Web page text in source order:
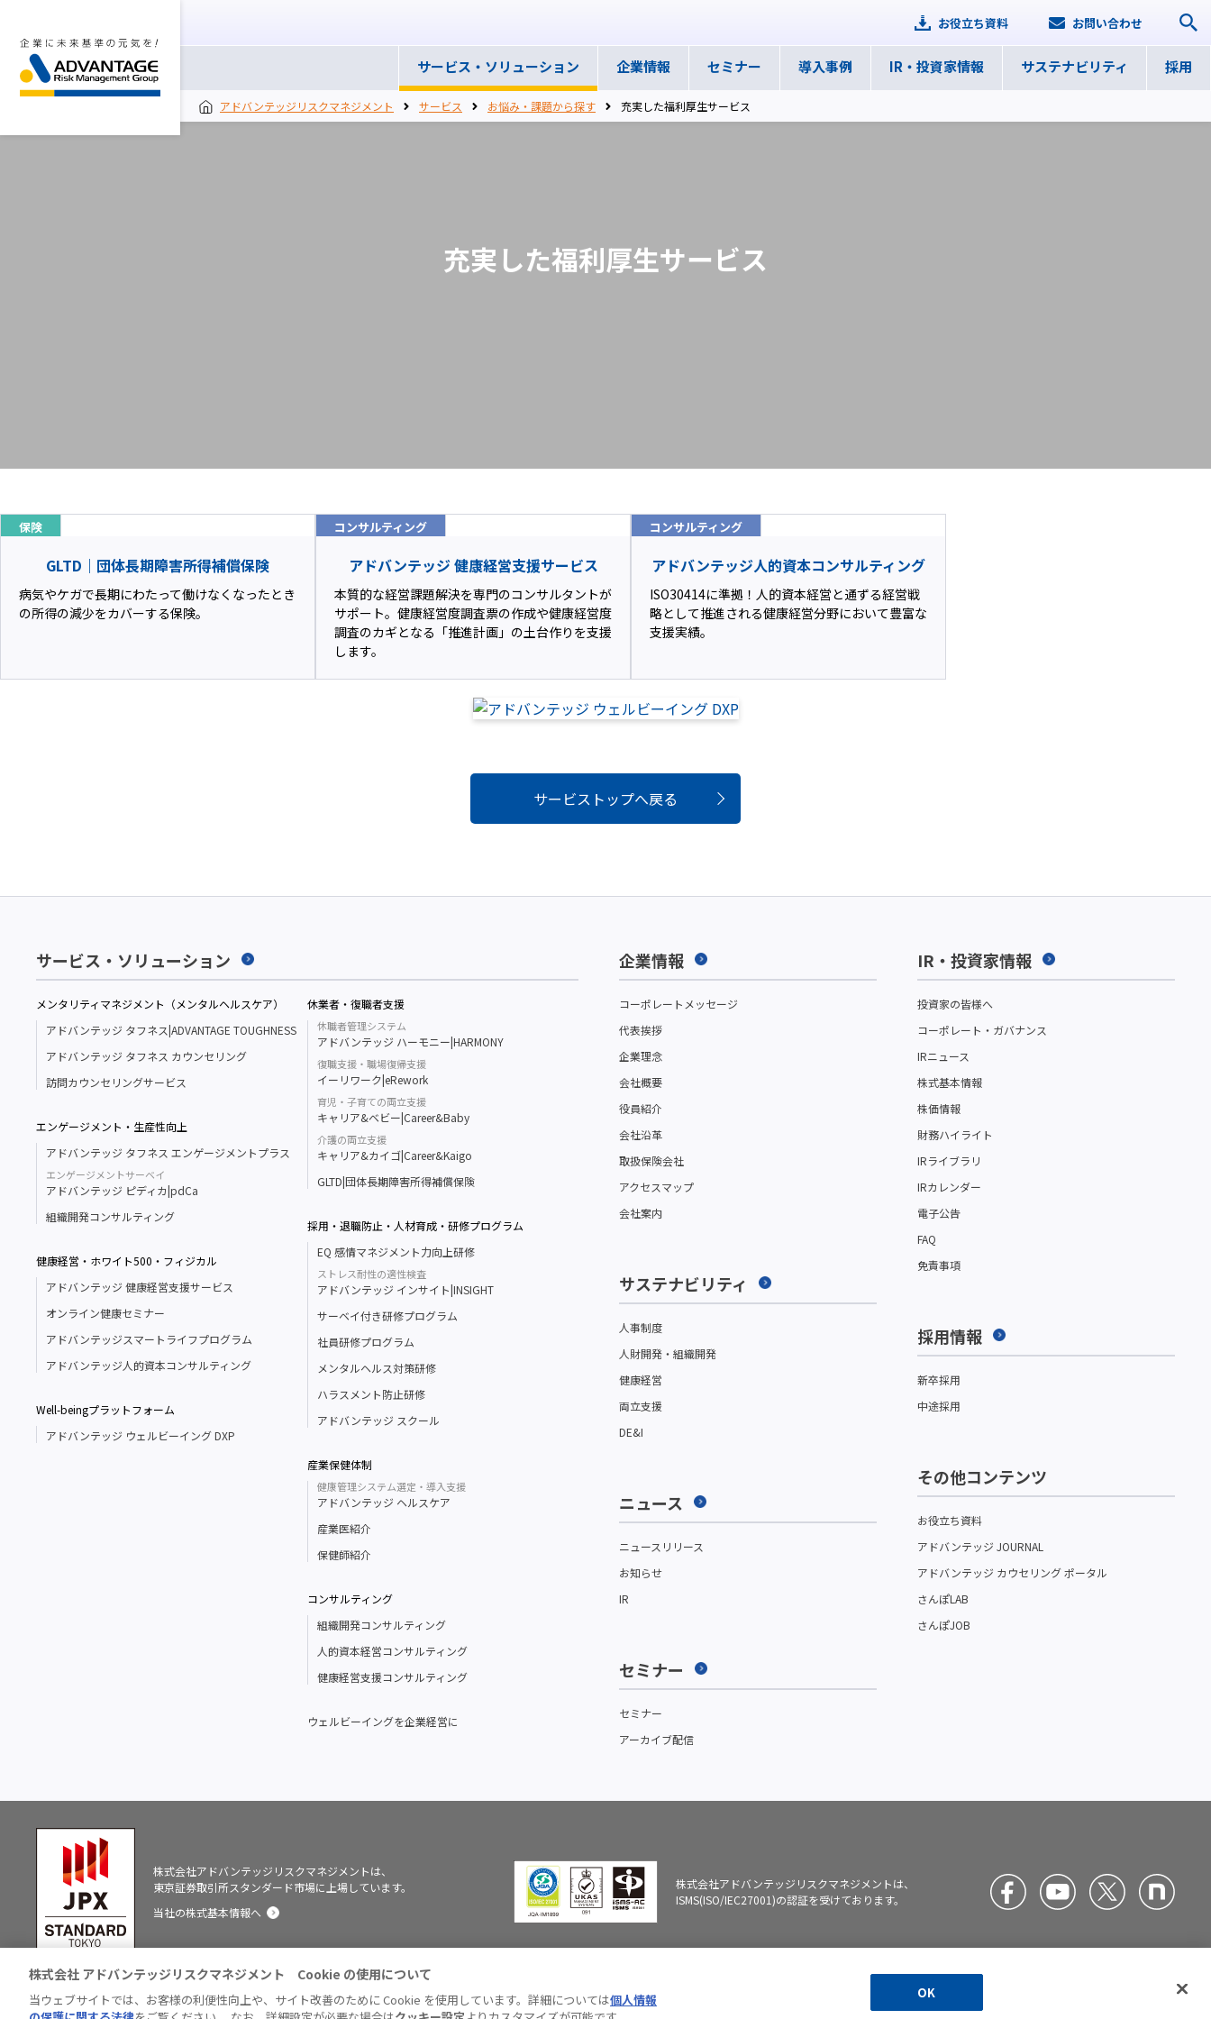
サービス・ ソリューション 企業情報 セミナー 導入事例 IR・ 投資家情報 サステナビリティ 採用
お役立ち資料 お問い合わせ
アドバンテッジリスクマネジメント サービス お悩み・課題から探す 充実した福利厚生サービス
充実した福利厚生サービス
保険
GLTD｜団体長期障害所得補償保険
病気やケガで長期にわたって働けなくなったとき
の所得の減少をカバーする保険。
コンサルティング
アドバンテッジ 健康経営支援サービス
本質的な経営課題解決を専門のコンサルタントが
サポート。健康経営度調査票の作成や健康経営度
調査のカギとなる「推進計画」の土台作りを支援
します。
コンサルティング
アドバンテッジ人的資本コンサルティング
ISO30414に準拠！人的資本経営と通ずる経営戦
略として推進される健康経営分野において豊富な
支援実績。
サービストップへ戻る
サービス・ソリューション
メンタリティマネジメント（メンタルヘルスケア）
アドバンテッジ タフネス|ADVANTAGE TOUGHNESS
アドバンテッジ タフネス カウンセリング
訪問カウンセリングサービス
エンゲージメント・生産性向上
アドバンテッジ タフネス エンゲージメントプラス
エンゲージメントサーベイ
アドバンテッジ ピディカ|pdCa
組織開発コンサルティング
健康経営・ホワイト500・フィジカル
アドバンテッジ 健康経営支援サービス
オンライン健康セミナー
アドバンテッジスマートライフプログラム
アドバンテッジ人的資本コンサルティング
Well-beingプラットフォーム
アドバンテッジ ウェルビーイング DXP
休業者・復職者支援
休職者管理システム
アドバンテッジ ハーモニー|HARMONY
復職支援・職場復帰支援
イーリワーク|eRework
育児・子育ての両立支援
キャリア&ベビー|Career&Baby
介護の両立支援
キャリア&カイゴ|Career&Kaigo
GLTD|団体長期障害所得補償保険
採用・退職防止・人材育成・研修プログラム
EQ 感情マネジメント力向上研修
ストレス耐性の適性検査
アドバンテッジ インサイト|INSIGHT
サーベイ付き研修プログラム
社員研修プログラム
メンタルヘルス対策研修
ハラスメント防止研修
アドバンテッジ スクール
産業保健体制
健康管理システム選定・導入支援
アドバンテッジ ヘルスケア
産業医紹介
保健師紹介
コンサルティング
組織開発コンサルティング
人的資本経営コンサルティング
健康経営支援コンサルティング
ウェルビーイングを企業経営に
企業情報
コーポレートメッセージ
代表挨拶
企業理念
会社概要
役員紹介
会社沿革
取扱保険会社
アクセスマップ
会社案内
サステナビリティ
人事制度
人財開発・組織開発
健康経営
両立支援
DE&I
ニュース
ニュースリリース
お知らせ
IR
セミナー
セミナー
アーカイブ配信
IR・投資家情報
投資家の皆様へ
コーポレート・ガバナンス
IRニュース
株式基本情報
株価情報
財務ハイライト
IRライブラリ
IRカレンダー
電子公告
FAQ
免責事項
採用情報
新卒採用
中途採用
その他コンテンツ
お役立ち資料
アドバンテッジ JOURNAL
アドバンテッジ カウセリング ポータル
さんぽLAB
さんぽJOB
株式会社アドバンテッジリスクマネジメントは、
東京証券取引所スタンダード市場に上場しています。
当社の株式基本情報へ
株式会社アドバンテッジリスクマネジメントは、
ISMS(ISO/IEC27001)の認証を受けております。
勧誘
方針
お客様本位の業
務運営方針
内部統制システムに関
する基本方針
反社会的勢力へ
の対応方針
有料職業紹介に関する情報 ハラスメント防止
の対応方針
© Advantage Risk Management Co., Ltd.
株式会社 アドバンテッジリスクマネジメント Cookie の使用について
当ウェブサイトでは、お客様の利便性向上や、サイト改善のために Cookie を使用しています。詳細については個人情報
OK